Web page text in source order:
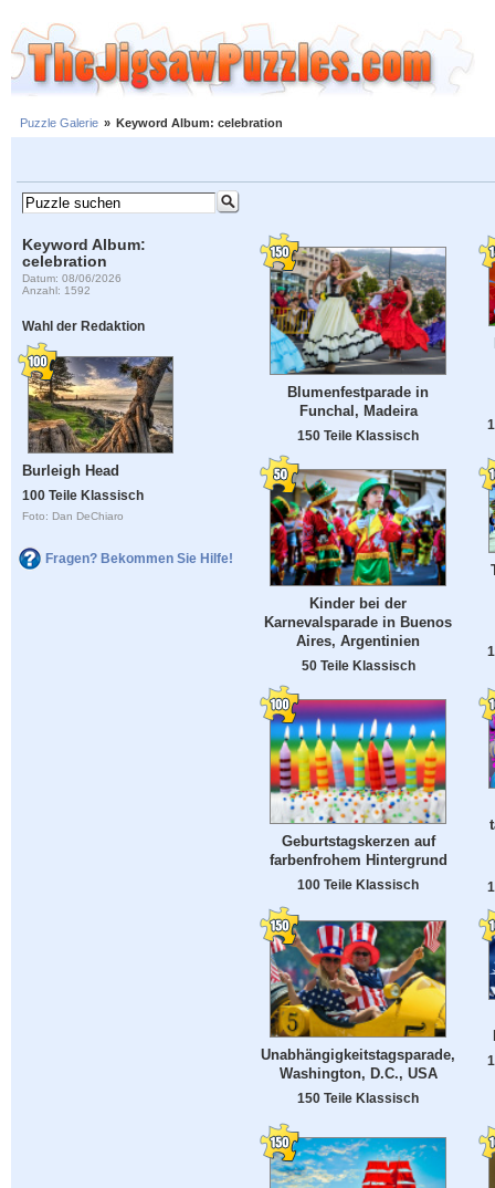
Puzzle Galerie » Keyword Album: celebration
Keyword Album:
celebration
Datum: 08/06/2026
Anzahl: 1592
Wahl der Redaktion
Burleigh Head
100 Teile Klassisch
Foto: Dan DeChiaro
Fragen? Bekommen Sie Hilfe!
Blumenfestparade in
Funchal, Madeira
150 Teile Klassisch
Kinder bei der
Karnevalsparade in Buenos
Aires, Argentinien
50 Teile Klassisch
Geburtstagskerzen auf
farbenfrohem Hintergrund
100 Teile Klassisch
Unabhängigkeitstagsparade,
Washington, D.C., USA
150 Teile Klassisch